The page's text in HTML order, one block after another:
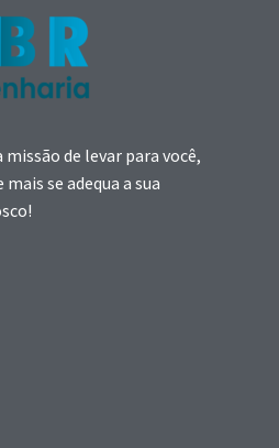
de levar para você,
se adequa a sua